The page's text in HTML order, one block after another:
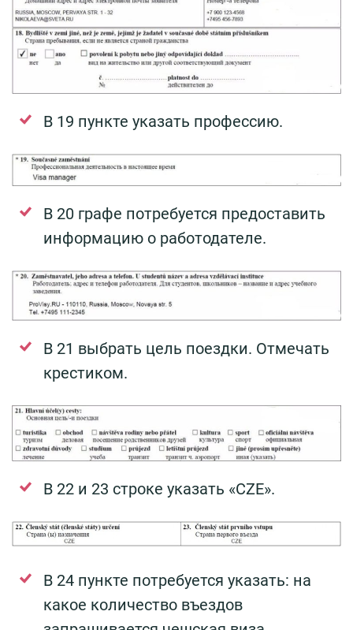
В 19 пункте указать профессию.
В 20 графе потребуется предоставить
информацию о работодателе.
В 21 выбрать цель поездки. Отмечать
крестиком.
В 22 и 23 строке указать «CZE».
В 24 пункте потребуется указать: на
какое количество въездов